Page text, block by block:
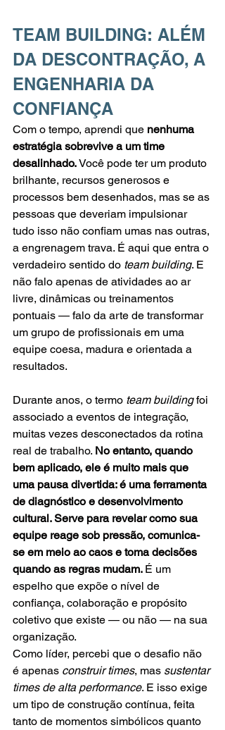
TEAM BUILDING: ALÉM
DA DESCONTRAÇÃO, A
ENGENHARIA DA
CONFIANÇA
Com o tempo, aprendi que nenhuma
estratégia sobrevive a um time
desalinhado. Você pode ter um produto
brilhante, recursos generosos e
processos bem desenhados, mas se as
pessoas que deveriam impulsionar
tudo isso não confiam umas nas outras,
a engrenagem trava. É aqui que entra o
verdadeiro sentido do team building. E
não falo apenas de atividades ao ar
livre, dinâmicas ou treinamentos
pontuais — falo da arte de transformar
um grupo de profissionais em uma
equipe coesa, madura e orientada a
resultados.
Durante anos, o termo team building foi
associado a eventos de integração,
muitas vezes desconectados da rotina
real de trabalho. No entanto, quando
bem aplicado, ele é muito mais que
uma pausa divertida: é uma ferramenta
de diagnóstico e desenvolvimento
cultural. Serve para revelar como sua
equipe reage sob pressão, comunica-
se em meio ao caos e toma decisões
quando as regras mudam. É um
espelho que expõe o nível de
confiança, colaboração e propósito
coletivo que existe — ou não — na sua
organização.
Como líder, percebi que o desafio não
é apenas construir times, mas sustentar
times de alta performance. E isso exige
um tipo de construção contínua, feita
tanto de momentos simbólicos quanto